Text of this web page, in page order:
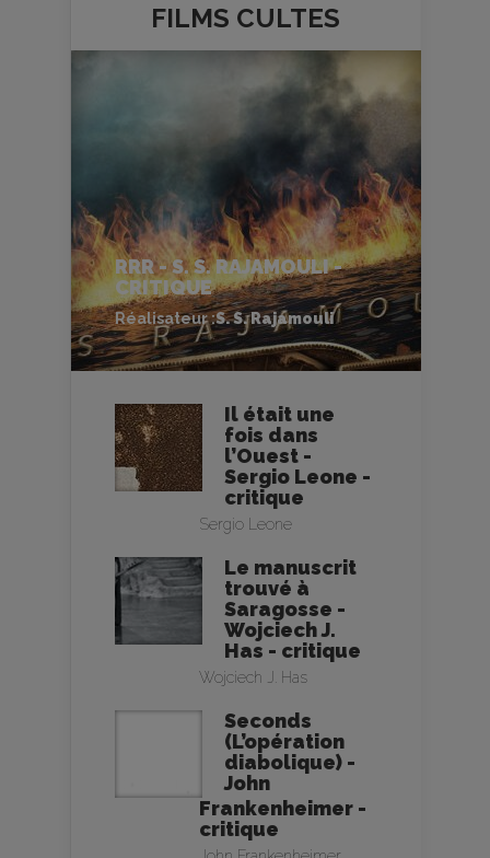
FILMS CULTES
RRR - S. S. RAJAMOULI -
CRITIQUE
Réalisateur :S. S. Rajamouli
Il était une
fois dans
l’Ouest -
Sergio Leone -
critique
Sergio Leone
Le manuscrit
trouvé à
Saragosse -
Wojciech J.
Has - critique
Wojciech J. Has
Seconds
(L’opération
diabolique) -
John
Frankenheimer -
critique